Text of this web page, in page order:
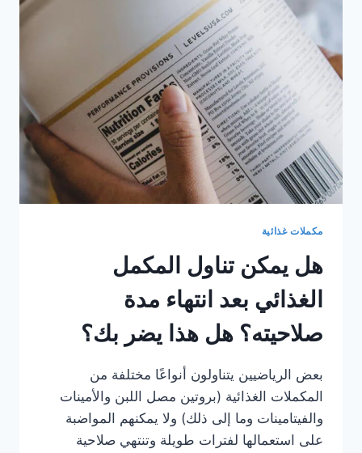
على
أداء
لاعبي
كمال
الأجسام
واستراتيجيات
الوقاية
مكملات غذائية
هل يمكن تناول المكمل
الغذائي بعد انتهاء مدة
صلاحيته؟ هل هذا يضر بك؟
بعض الرياضيين يتناولون أنواعًا مختلفة من
المكملات الغذائية (بروتين مصل اللبن والأمينات
والفيتامينات وما إلى ذلك) ولا يمكنهم المواضبة
على استعمالها لفترات طويلة وتنتهي صلاحية